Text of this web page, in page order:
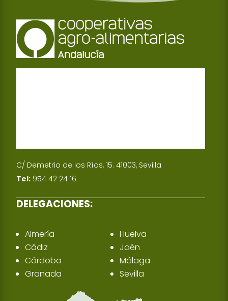
C/ Demetrio de los Ríos, 15. 41003, Sevilla
Tel: 954 42 24 16
DELEGACIONES:
Almería
Cádiz
Córdoba
Granada
Huelva
Jaén
Málaga
Sevilla